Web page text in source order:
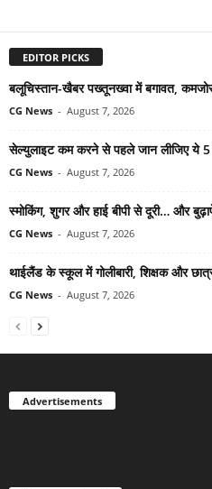
EDITOR PICKS
बलूचिस्तान-खैबर पख्तूनख्वा में बगावत,
CG News - August 7, 2026
सेल्युलाइट कम करने से पहले जान लीजिए ये 5
CG News - August 7, 2026
स्मोकिंग, शुगर और हाई बीपी से दूरी… और
CG News - August 7, 2026
थाईलैंड के स्कूल में गोलीबारी, शिक्षक और
CG News - August 7, 2026
Advertisements